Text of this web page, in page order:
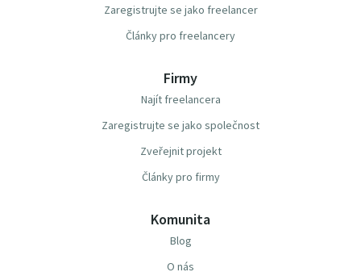
Zaregistrujte se jako freelancer
Články pro freelancery
Firmy
Najít freelancera
Zaregistrujte se jako společnost
Zveřejnit projekt
Články pro firmy
Komunita
Blog
O nás